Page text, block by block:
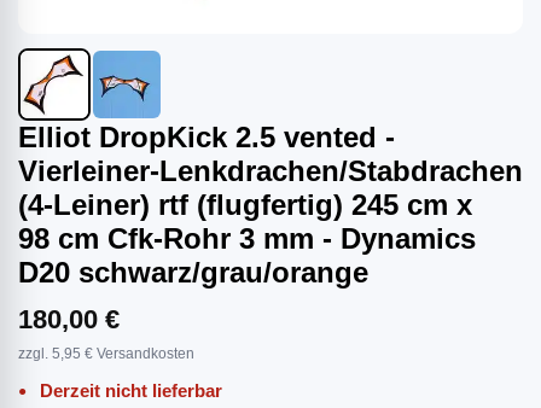
Elliot DropKick 2.5 vented -
Vierleiner-Lenkdrachen/Stabdrachen
(4-Leiner) rtf (flugfertig) 245 cm x
98 cm Cfk-Rohr 3 mm - Dynamics
D20 schwarz/grau/orange
180,00 €
zzgl. 5,95 € Versandkosten
Derzeit nicht lieferbar